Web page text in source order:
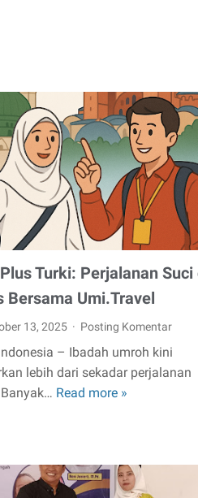
Turki: Perjalanan Suci
Bersama Umi.Travel
13, 2025 Posting Komentar
– Ibadah umroh kini
lebih dari sekadar perjalanan
Read more »
Suci